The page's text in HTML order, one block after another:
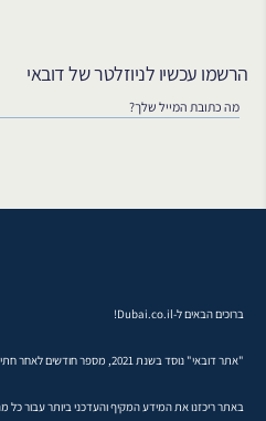
הרשמו עכשיו לניוזלטר של דובאי
ברוכים הבאים ל-Dubai.co.il!
"אתר דובאי" נוסד בשנת 2021, מספר חודשים לאחר חתימה על הסכם אברהם.
באתר ריכזנו את המידע המקיף והעדכני ביותר עבור